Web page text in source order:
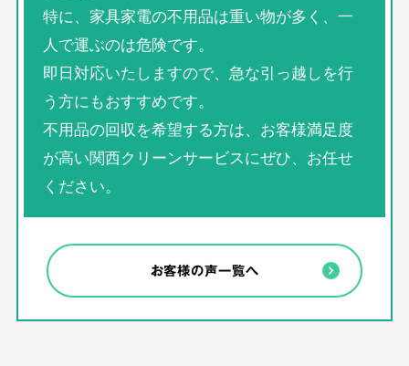
特に、家具家電の不用品は重い物が多く、一
人で運ぶのは危険です。
即日対応いたしますので、急な引っ越しを行
う方にもおすすめです。
不用品の回収を希望する方は、お客様満足度
が高い関西クリーンサービスにぜひ、お任せ
ください。
お客様の声一覧へ